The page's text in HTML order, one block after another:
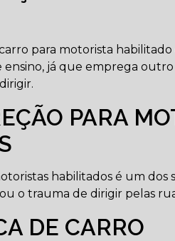
para motorista
ensino, já que emprega
PARA
habilitados é um
o trauma de dirigir pelas
DE CARRO